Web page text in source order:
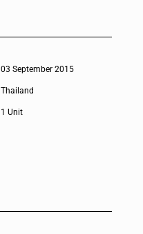
03 September 2015
Thailand
1 Unit